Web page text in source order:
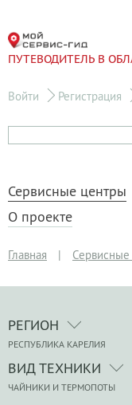
ПУТЕВОДИТЕЛЬ В
Войти Регистрация
Сервисные центры
О проекте
Главная |
РЕГИОН
РЕСПУБЛИКА КАРЕЛИЯ
ВИД ТЕХНИКИ
ЧАЙНИКИ И ТЕРМОПОТЫ